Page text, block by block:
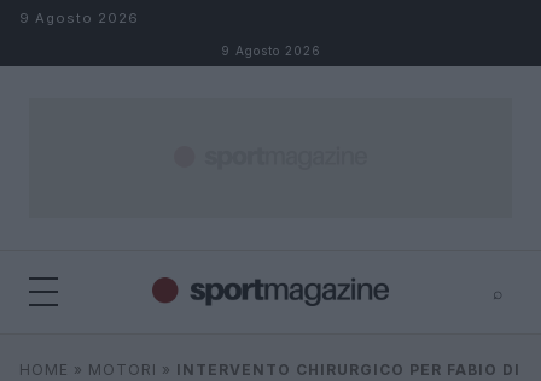
Salta al contenuto
9 Agosto 2026
9 Agosto 2026
⌕
⌕ ×
HOME » MOTORI » INTERVENTO CHIRURGICO PER FABIO DI